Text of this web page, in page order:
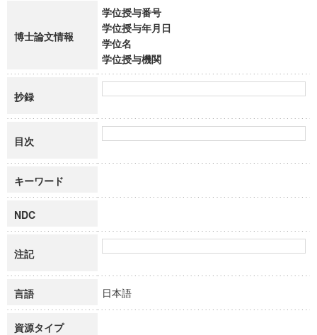
博士論文情報
学位授与番号
学位授与年月日
学位名
学位授与機関
抄録
目次
キーワード
NDC
注記
言語 日本語
資源タイプ